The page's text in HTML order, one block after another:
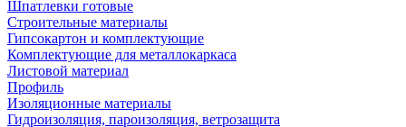
Шпатлевки готовые
Строительные материалы
Гипсокартон и комплектующие
Комплектующие для металлокаркаса
Листовой материал
Профиль
Изоляционные материалы
Гидроизоляция, пароизоляция, ветрозащита